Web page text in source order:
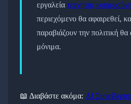
εργαλεία τεχνητής
περιεχόμενο θα αφαιρεθεί,
παραβιάζουν την πολιτική θα
μόνιμα.
📖 Διαβάστε ακόμα: AI